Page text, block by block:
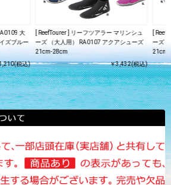
大
ズブルー
税込)
[ ReefTourer ] リーフツアラー マリンシュ
ーズ （大人用） RA0107 アクアシューズ
21cm-28cm
￥3,432(税込)
[
ーズ
21cm-